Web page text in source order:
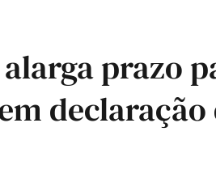
prazo
declaração